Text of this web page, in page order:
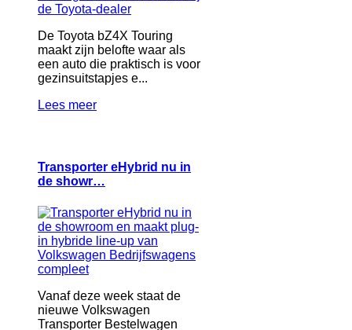
De Toyota bZ4X Touring
maakt zijn belofte waar als
een auto die praktisch is voor
gezinsuitstapjes e...
Lees meer
Transporter eHybrid nu in
de showr…
Vanaf deze week staat de
nieuwe Volkswagen
Transporter Bestelwagen